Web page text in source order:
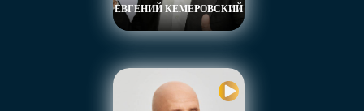
ЕВГЕНИЙ КЕМЕРОВСКИЙ